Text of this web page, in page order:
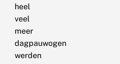
heel
veel
meer
dagpauwogen
werden